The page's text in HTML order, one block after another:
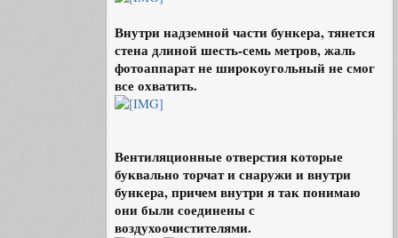
Внутри надземной части бункера, тянется
стена длиной шесть-семь метров, жаль
фотоаппарат не широкоугольный не смог
все охватить.
Вентиляционные отверстия которые
буквально торчат и снаружи и внутри
бункера, причем внутри я так понимаю
они были соединены с
воздухоочистителями.